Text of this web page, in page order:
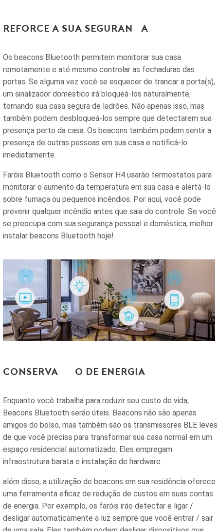
Reforce a sua segurança
Os beacons Bluetooth permitem monitorar sua casa
remotamente e até mesmo controlar as fechaduras das
portas. Se alguma vez você se esquecer de trancar a porta(s),
um sinalizador doméstico irá bloqueá-los naturalmente,
tornando sua casa segura de ladrões. Não apenas isso, mas
também podem desbloqueá-los sempre que detectarem sua
presença perto da casa. Os beacons também podem sentir a
presença de outras pessoas em sua casa e notificá-lo
imediatamente.
Faróis Bluetooth como o Sensor H4 usarão termostatos para
monitorar o aumento da temperatura em sua casa e alertá-lo
sobre fumaça ou pequenos incêndios. Por aqui, você pode
prevenir qualquer incêndio antes que saia do controle. Se você
se preocupa com sua segurança pessoal e doméstica, melhor
instalar beacons Bluetooth hoje!
Conservação de energia
Enquanto você trabalha para reduzir seu custo de vida,
Beacons Bluetooth serão úteis. Beacons não são apenas
amigos do bolso, mas também são os transmissores BLE leves
de que você precisa para transformar sua casa normal em um
espaço residencial automatizado. Eles empregam
infraestrutura barata e instalação de hardware.
além disso, a utilização de beacons em sua residência oferece
uma ferramenta eficaz de redução de custos em suas contas
de energia. Por exemplo, os faróis irão detectar e ligar /
desligar automaticamente a luz sempre que você entrar / sair